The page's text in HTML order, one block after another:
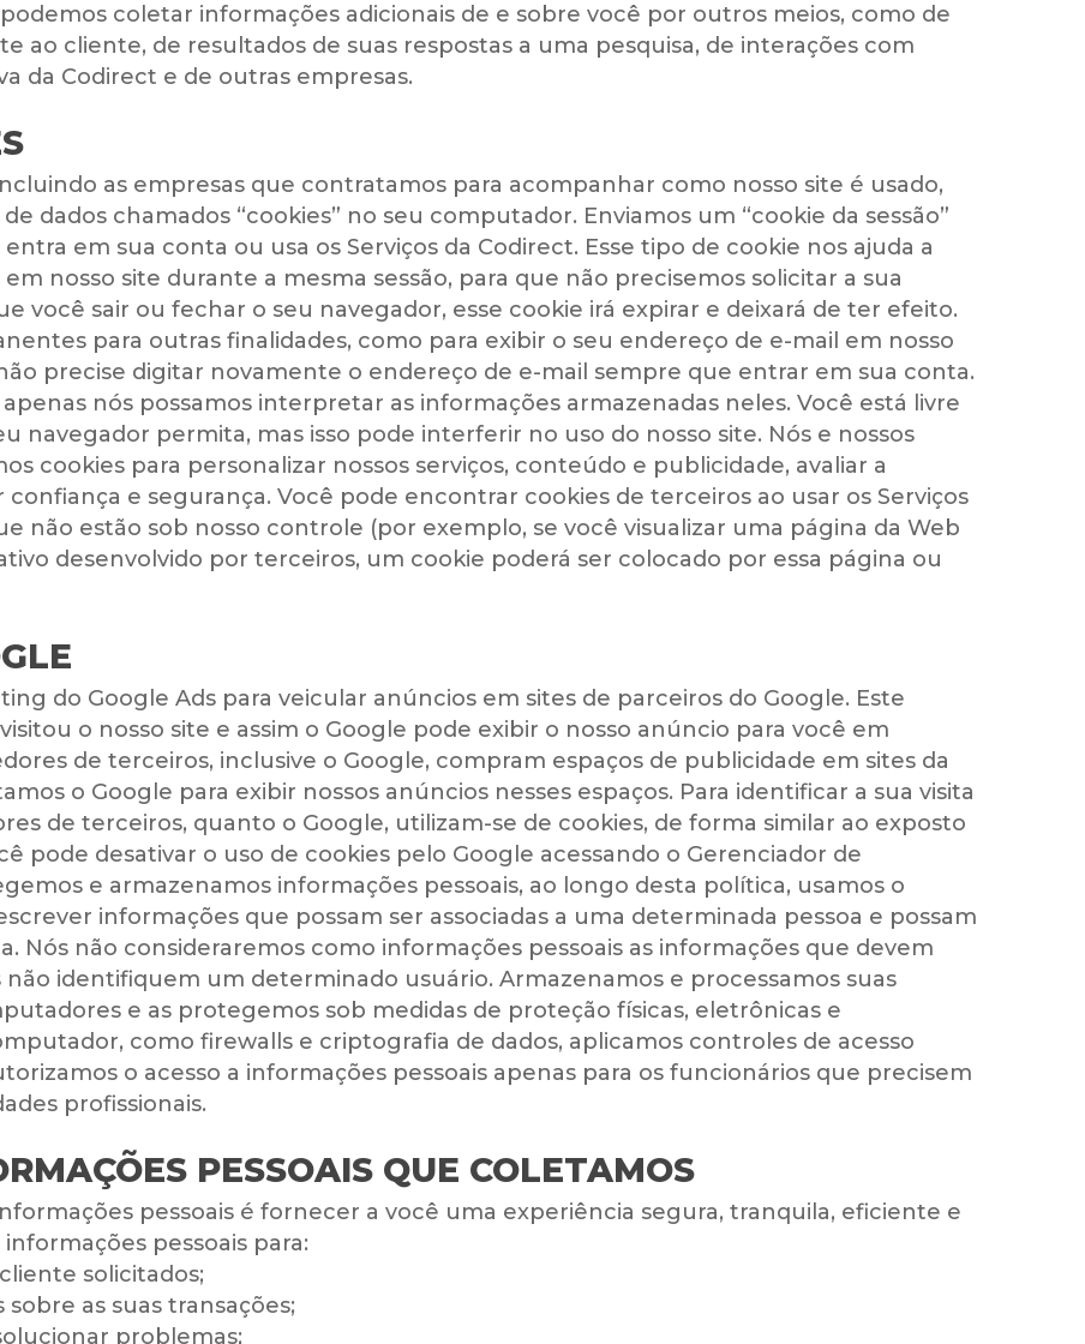
coletar informações adicionais de e sobre você por outros meios, como de
ao cliente, de resultados de suas respostas a uma pesquisa, de interações com
da Codirect e de outras empresas.
as empresas que contratamos para acompanhar como nosso site é usado,
dados chamados “cookies” no seu computador. Enviamos um “cookie da sessão”
em sua conta ou usa os Serviços da Codirect. Esse tipo de cookie nos ajuda a
nosso site durante a mesma sessão, para que não precisemos solicitar a sua
você sair ou fechar o seu navegador, esse cookie irá expirar e deixará de ter efeito.
para outras finalidades, como para exibir o seu endereço de e-mail em nosso
precise digitar novamente o endereço de e-mail sempre que entrar em sua conta.
nós possamos interpretar as informações armazenadas neles. Você está livre
navegador permita, mas isso pode interferir no uso do nosso site. Nós e nossos
cookies para personalizar nossos serviços, conteúdo e publicidade, avaliar a
e segurança. Você pode encontrar cookies de terceiros ao usar os Serviços
não estão sob nosso controle (por exemplo, se você visualizar uma página da Web
desenvolvido por terceiros, um cookie poderá ser colocado por essa página ou
do Google Ads para veicular anúncios em sites de parceiros do Google. Este
o nosso site e assim o Google pode exibir o nosso anúncio para você em
de terceiros, inclusive o Google, compram espaços de publicidade em sites da
o Google para exibir nossos anúncios nesses espaços. Para identificar a sua visita
de terceiros, quanto o Google, utilizam-se de cookies, de forma similar ao exposto
pode desativar o uso de cookies pelo Google acessando o Gerenciador de
e armazenamos informações pessoais, ao longo desta política, usamos o
informações que possam ser associadas a uma determinada pessoa e possam
Nós não consideraremos como informações pessoais as informações que devem
identifiquem um determinado usuário. Armazenamos e processamos suas
e as protegemos sob medidas de proteção físicas, eletrônicas e
como firewalls e criptografia de dados, aplicamos controles de acesso
o acesso a informações pessoais apenas para os funcionários que precisem
profissionais.
PESSOAIS QUE COLETAMOS
pessoais é fornecer a você uma experiência segura, tranquila, eficiente e
pessoais para:
solicitados;
as suas transações;
problemas;